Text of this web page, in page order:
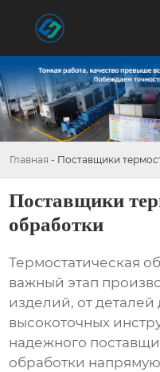
Главная - Поставщики
Поставщики
обработки
Термостатическая
важный этап
изделий, от деталей
высокоточных
надежного
обработки напрямую